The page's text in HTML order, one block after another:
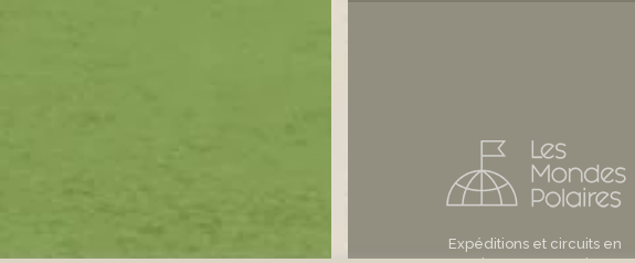
Expéditions et circuits en